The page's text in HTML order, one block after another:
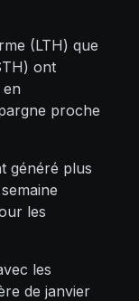
(LTH) que
ont
proche
généré plus
les
les
de janvier